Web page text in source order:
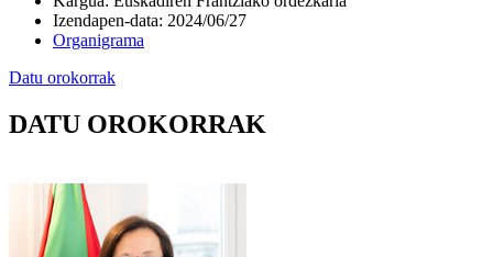
Izendapen-data: 2024/06/27
Organigrama
Datu orokorrak
DATU OROKORRAK